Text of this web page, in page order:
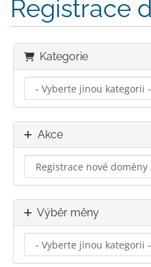
Registrace
Kategorie
Akce
Výběr měny